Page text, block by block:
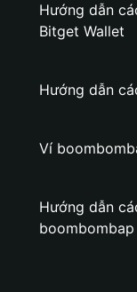
Hướng dẫn
Bitget Wallet
Hướng dẫn
Ví
Hướng dẫn
boombombap